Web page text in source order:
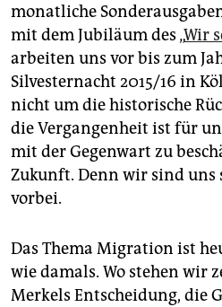
monatliche
mit dem Jubiläum des „Wir
arbeiten uns vor bis zum
Silvesternacht 2015/16 in
nicht um die historische
die Vergangenheit ist für
mit der Gegen­wart zu
Zukunft. Denn wir sind uns
vorbei.
Das Thema Migration ist
wie damals. Wo stehen wir
Merkels Entscheidung, die